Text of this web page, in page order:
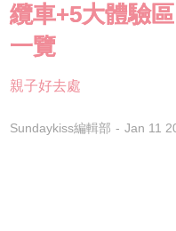
纜車+5大體驗
一覽
親子好去處
Sundaykiss編輯部 Jan 11